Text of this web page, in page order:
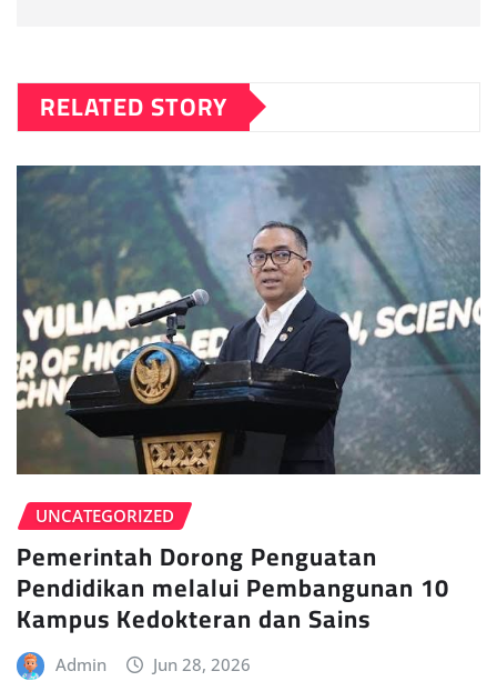
RELATED STORY
UNCATEGORIZED
Pemerintah Dorong Penguatan
Pendidikan melalui Pembangunan 10
Kampus Kedokteran dan Sains
Admin Jun 28, 2026